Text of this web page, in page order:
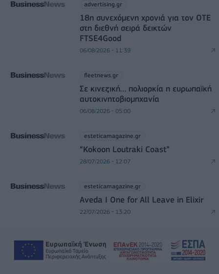
advertising.gr
18η συνεχόμενη χρονιά για τον ΟΤΕ
στη διεθνή σειρά δεικτών
FTSE4Good
06/08/2026 - 11:39
fleetnews.gr
Σε κινεζική… πολιορκία η ευρωπαϊκή
αυτοκινητοβιομηχανία
06/08/2026 - 05:00
esteticamagazine.gr
“Kokoon Loutraki Coast”
28/07/2026 - 12:07
esteticamagazine.gr
Aveda I One for All Leave in Elixir
22/07/2026 - 13:20